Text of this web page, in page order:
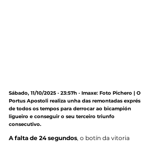
Sábado, 11/10/2025 · 23:57h · Imaxe: Foto Pichero | O
Portus Apostoli realiza unha das remontadas exprés
de todos os tempos para derrocar ao bicampión
ligueiro e conseguir o seu terceiro triunfo
consecutivo.
A falta de 24 segundos, o botín da vitoria